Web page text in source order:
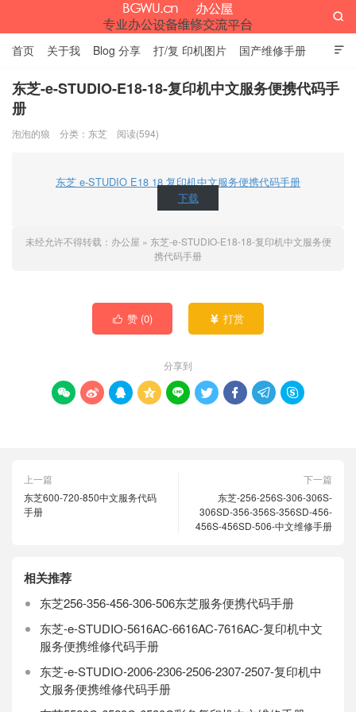
办公屋

首页 关于我 Blog 分享 打/复 印机图片 国产维修手册
外资维修手册 伊萨网址大全 办公设备网页名片 留言板

东芝-e-STUDIO-E18-18-复印机中文服务便携代码手
册
泡泡的狼 分类： 东芝 阅读(594)
东芝 e-STUDIO E18 18 复印机中文服务便携代码手册
下载
未经允许不得转载： 办公屋 » 东芝-e-STUDIO-E18-18-复印机中文服务便
携代码手册
 赞 (0)  打赏
分享到
        
上一篇
东芝600-720-850中文服务代码
手册
下一篇
东芝-256-256S-306-306S-
306SD-356-356S-356SD-456-
456S-456SD-506-中文维修手册
相关推荐
东芝256-356-456-306-506东芝服务便携代码手册
东芝-e-STUDIO-5616AC-6616AC-7616AC-复印机中文
服务便携维修代码手册
东芝-e-STUDIO-2006-2306-2506-2307-2507-复印机中
文服务便携维修代码手册